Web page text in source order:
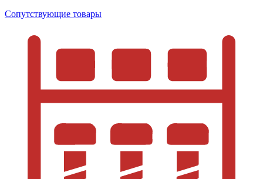
Сопутствующие товары